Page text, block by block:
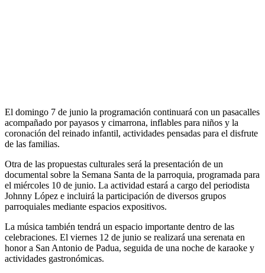
El domingo 7 de junio la programación continuará con un pasacalles
acompañado por payasos y cimarrona, inflables para niños y la
coronación del reinado infantil, actividades pensadas para el disfrute
de las familias.
Otra de las propuestas culturales será la presentación de un
documental sobre la Semana Santa de la parroquia, programada para
el miércoles 10 de junio. La actividad estará a cargo del periodista
Johnny López e incluirá la participación de diversos grupos
parroquiales mediante espacios expositivos.
La música también tendrá un espacio importante dentro de las
celebraciones. El viernes 12 de junio se realizará una serenata en
honor a San Antonio de Padua, seguida de una noche de karaoke y
actividades gastronómicas.